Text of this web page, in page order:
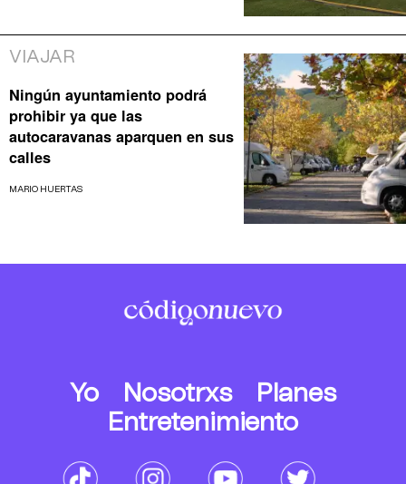
VIAJAR
Ningún ayuntamiento podrá
prohibir ya que las
autocaravanas aparquen en sus
calles
MARIO HUERTAS
Yo Nosotrxs
Planes
Entretenimiento